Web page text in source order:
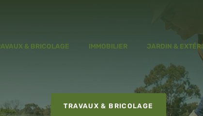
& BRICOLAGE IMMOBILIER JARDIN &
TRAVAUX & BRICOLAGE